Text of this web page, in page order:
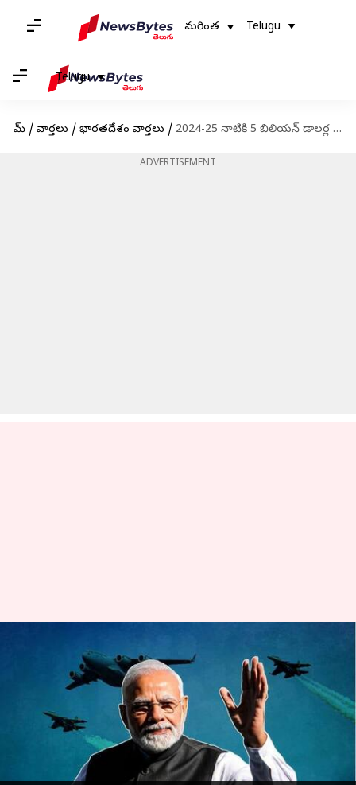
మరింత Telugu
Telugu
హోమ్ / వార్తలు / భారతదేశం వార్తలు / 2024-25 నాటికి 5 బిలియన్ డాలర్ల రక్షణ ఎగుమతులే లక్ష్యం: ప్రధాని మోదీ
ADVERTISEMENT
2024-25 నాటికి 5 బిలియన్ డాలర్ల
రక్షణ ఎగుమతులే లక్ష్యం: ప్రధాని
Stalin Feb 13, 2023 02:21 pm
ఈ వార్తాకథనం ఏంటి